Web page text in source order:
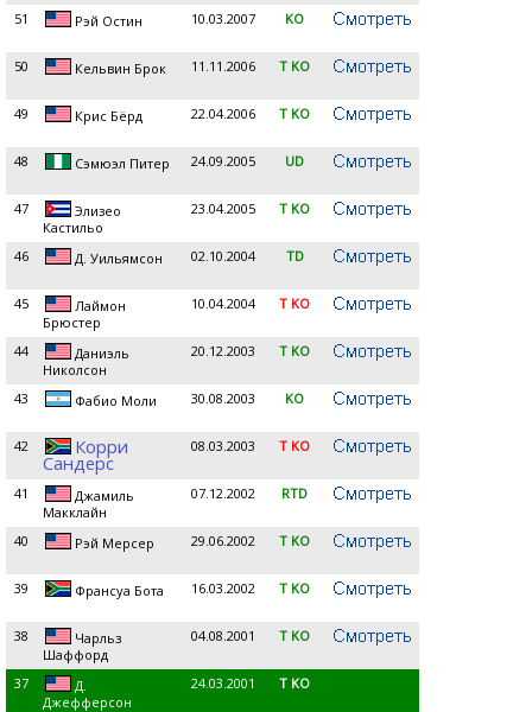
51 Рэй Остин 10.03.2007 KO
50 Кельвин Брок 11.11.2006 T KO
49 Крис Бёрд 22.04.2006 T KO
48 Сэмюэл Питер 24.09.2005 UD
47
Элизео
Кастильо
23.04.2005 T KO
46 Д. Уильямсон 02.10.2004 TD
45
Лаймон
Брюстер
10.04.2004 T KO
44
Даниэль
Николсон
20.12.2003 T KO
43 Фабио Моли 30.08.2003 KO
42 Корри
Сандерс
08.03.2003 T KO
41
Джамиль
Макклайн
07.12.2002 RTD
40 Рэй Мерсер 29.06.2002 T KO
39 Франсуа Бота 16.03.2002 T KO
38
Чарльз
Шаффорд
04.08.2001 T KO
37
Д.
Джефферсон
24.03.2001 T KO